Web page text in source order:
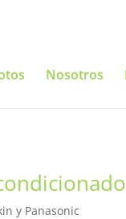
Nosotros
y Panasonic